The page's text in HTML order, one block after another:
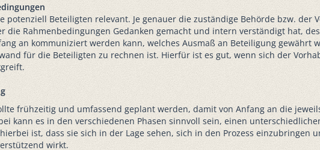
potenziell Beteiligten relevant. Je genauer die zuständige Behörde bzw. der
die Rahmenbedingungen Gedanken gemacht und intern verständigt hat,
an kommuniziert werden kann, welches Ausmaß an Beteiligung gewährt
für die Beteiligten zu rechnen ist. Hierfür ist es gut, wenn sich der
frühzeitig und umfassend geplant werden, damit von Anfang an die
kann es in den verschiedenen Phasen sinnvoll sein, einen
ist, dass sie sich in der Lage sehen, sich in den Prozess einzubringen
wirkt.